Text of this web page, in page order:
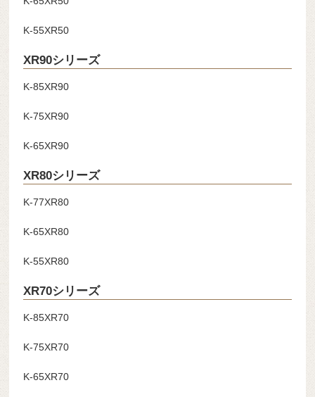
K-55XR50
XR90シリーズ
K-85XR90
K-75XR90
K-65XR90
XR80シリーズ
K-77XR80
K-65XR80
K-55XR80
XR70シリーズ
K-85XR70
K-75XR70
K-65XR70